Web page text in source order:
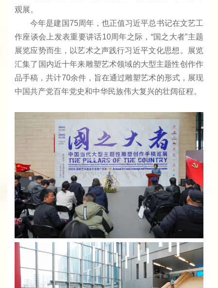
观展。
今年是建国75周年，也正值习近平总书记在文艺工
作座谈会上发表重要讲话10周年之际，“国之大者”主题
展览应势而生，以艺术之声践行习近平文化思想。展览
汇集了国内近十年来雕塑艺术领域的大型主题性创作作
品手稿，共计70余件，旨在通过雕塑艺术的形式，展现
中国共产党百年党史和中华民族伟大复兴的壮阔征程。